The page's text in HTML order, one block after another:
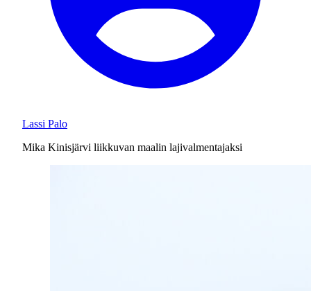
Lassi Palo
Mika Kinisjärvi liikkuvan maalin lajivalmentajaksi